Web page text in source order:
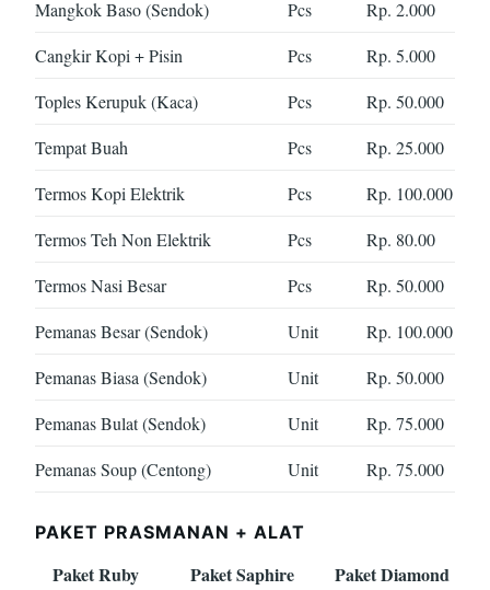
Mangkok Baso (Sendok) Pcs
Rp. 2.000
Cangkir Kopi + Pisin
Pcs
Rp. 5.000
Toples Kerupuk (Kaca)
Pcs
Rp. 50.000
Tempat Buah
Pcs
Rp. 25.000
Termos Kopi Elektrik
Pcs
Rp. 100.000
Termos Teh Non Elektrik
Pcs
Rp. 80.00
Termos Nasi Besar
Pcs
Rp. 50.000
Pemanas Besar (Sendok)
Unit
Rp. 100.000
Pemanas Biasa (Sendok)
Unit
Rp. 50.000
Pemanas Bulat (Sendok)
Unit
Rp. 75.000
Pemanas Soup (Centong)
Unit Rp. 75.000
PAKET PRASMANAN + ALAT
Paket Ruby Paket Saphire
Paket Diamond